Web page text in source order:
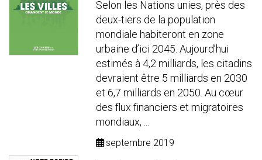
Selon les Nations unies, près des
deux-tiers de la population
mondiale habiteront en zone
urbaine d’ici 2045. Aujourd’hui
estimés à 4,2 milliards, les citadins
devraient être 5 milliards en 2030
et 6,7 milliards en 2050. Au cœur
des flux financiers et migratoires
mondiaux, ...
septembre 2019